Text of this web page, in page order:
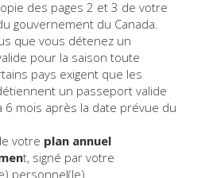
des pages 2 et 3 de votre
gouvernement du Canada.
que vous détenez un
pour la saison toute
pays exigent que les
un passeport valide
6 mois après la date prévue du
votre plan annuel
t, signé par votre
personnel(le).